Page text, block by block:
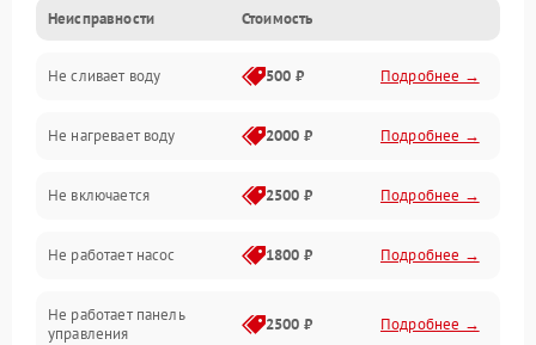
Управление
Электропитание
Датчики
Нагрев
Вода
Гигиена
Неисправности Стоимость
Не сливает воду 500 ₽ Подробнее →
Не нагревает воду 2000 ₽ Подробнее →
Не включается 2500 ₽ Подробнее →
Не работает насос 1800 ₽ Подробнее →
Не работает панель
управления
2500 ₽ Подробнее →